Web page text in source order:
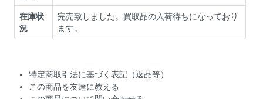
在庫状
況
完売致しました。買取品の入荷待ちになっており
ます。
特定商取引法に基づく表記（返品等）
この商品を友達に教える